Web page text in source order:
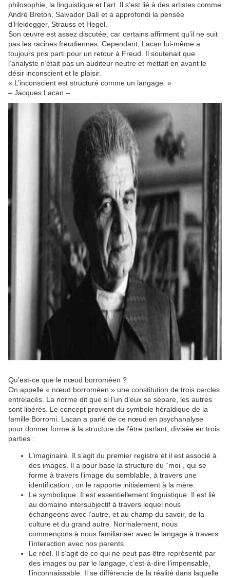
philosophie, la linguistique et l’art. Il s’est lié à des artistes comme
André Breton, Salvador Dalí et a approfondi la pensée
d’Heidegger, Strauss et Hegel.
Son œuvre est assez discutée, car certains affirment qu’il ne suit
pas les racines freudiennes. Cependant, Lacan lui-même a
toujours pris parti pour un retour à Freud. Il soutenait que
l’analyste n’était pas un auditeur neutre et mettait en avant le
désir inconscient et le plaisir.
« L’inconscient est structuré comme un langage. »
– Jacques Lacan –
Qu’est-ce que le nœud borroméen ?
On appelle « nœud borroméen » une constitution de trois cercles
entrelacés. La norme dit que si l’un d’eux se sépare, les autres
sont libérés. Le concept provient du symbole héraldique de la
famille Borromi. Lacan a parlé de ce nœud en psychanalyse
pour donner forme à la structure de l’être parlant, divisée en trois
parties :
L’imaginaire. Il s’agit du premier registre et il est associé à
des images. Il a pour base la structure du “moi”, qui se
forme à travers l’image du semblable, à travers une
identification ; on le rapporte initialement à la mère.
Le symbolique. Il est essentiellement linguistique. Il est lié
au domaine intersubjectif à travers lequel nous
échangeons avec l’autre, et au champ du savoir, de la
culture et du grand autre. Normalement, nous
commençons à nous familiariser avec le langage à travers
l’interaction avec nos parents.
Le réel. Il s’agit de ce qui ne peut pas être représenté par
des images ou par le langage, c’est-à-dire l’impensable,
l’inconnaissable. Il se différencie de la réalité dans laquelle